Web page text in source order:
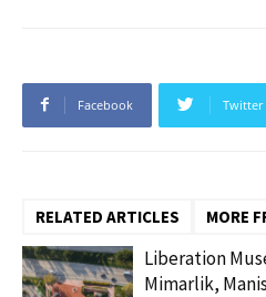
Facebook Twitter
RELATED ARTICLES MORE
Liberation
Mimarlik,